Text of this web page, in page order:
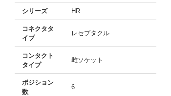
シリーズ HR
コネクタタ
イプ
レセプタクル
コンタクト
タイプ
雌ソケット
ポジション
数
6